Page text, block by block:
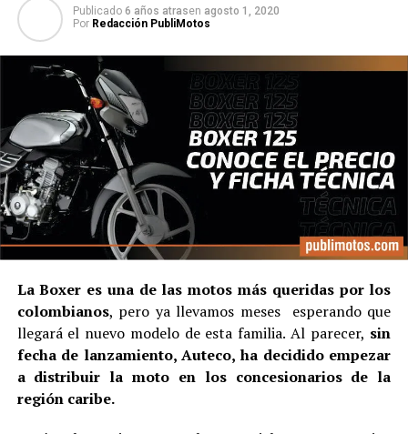
Publicado 6 años atrasen agosto 1, 2020
Por Redacción PubliMotos
La Boxer es una de las motos más queridas por los
colombianos, pero ya llevamos meses esperando que
llegará el nuevo modelo de esta familia. Al parecer, sin
fecha de lanzamiento, Auteco, ha decidido empezar
a distribuir la moto en los concesionarios de la
región caribe.